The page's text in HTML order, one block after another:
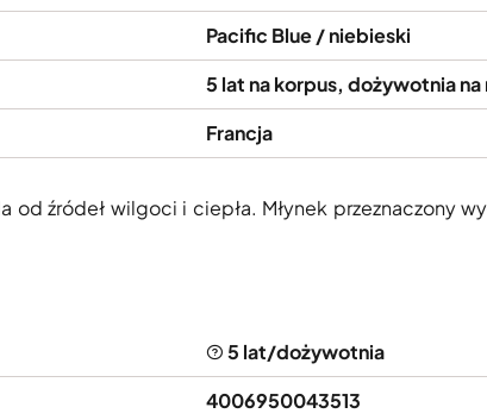
Pacific Blue / niebieski
5 lat na korpus, dożywotnia na
Francja
źródeł wilgoci i ciepła. Młynek przeznaczony
5 lat/dożywotnia
4006950043513